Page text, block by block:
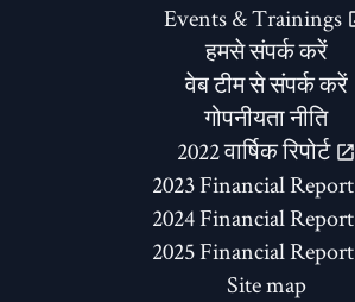
Events & Trainings
हमसे संपर्क करें
वेब टीम से संपर्क करें
गोपनीयता नीति
2022 वार्षिक रिपोर्ट
2023 Financial Report
2024 Financial Report
2025 Financial Report
Site map